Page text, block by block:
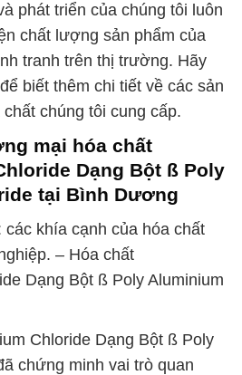
phát triển của chúng tôi luôn
chất lượng sản phẩm của
tranh trên thị trường. Hãy
biết thêm chi tiết về các sản
chúng tôi cung cấp.
mại hóa chất
Dạng Bột ß Poly
tại Bình Dương
các khía cạnh của hóa chất
– Hóa chất
Dạng Bột ß Poly Aluminium
Chloride Dạng Bột ß Poly
chứng minh vai trò quan